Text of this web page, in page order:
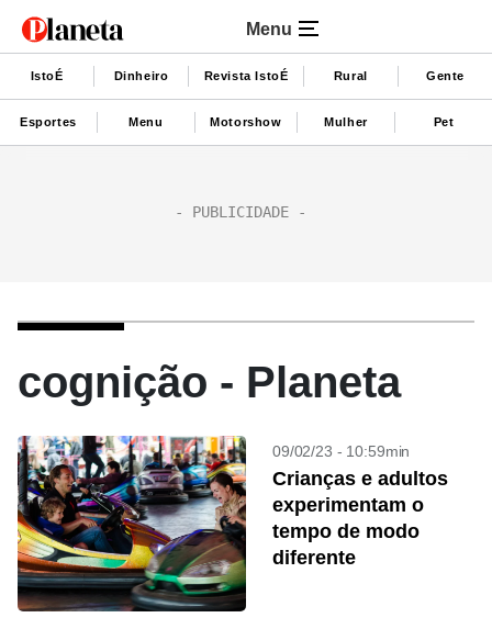
Menu
IstoÉ Dinheiro Revista IstoÉ Rural Gente
Esportes Menu Motorshow Mulher Pet
cognição - Planeta
09/02/23 - 10:59min
Crianças e adultos
experimentam o
tempo de modo
diferente